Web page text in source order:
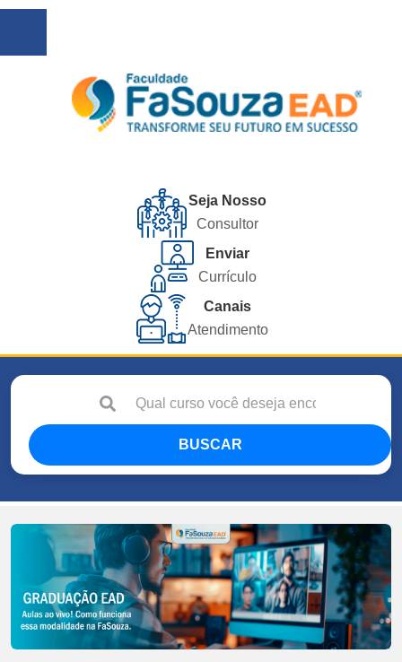
Seja Nosso
Consultor
Enviar
Currículo
Canais
Atendimento
BUSCAR